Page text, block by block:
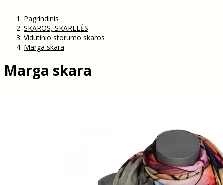
Pagrindinis
SKAROS, SKARELĖS
Vidutinio storumo skaros
Marga skara
Marga skara